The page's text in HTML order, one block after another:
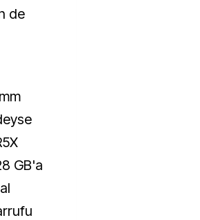
de
GB'a